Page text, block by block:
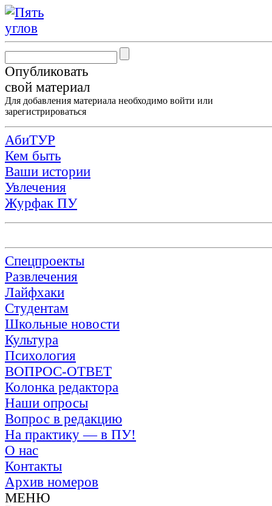
Опубликовать
свой материал
Для добавления материала необходимо войти или
зарегистрироваться
АбиТУР
Кем быть
Ваши истории
Увлечения
Журфак ПУ
Спецпроекты
Развлечения
Лайфхаки
Студентам
Школьные новости
Культура
Психология
ВОПРОС-ОТВЕТ
Колонка редактора
Наши опросы
Вопрос в редакцию
На практику — в ПУ!
О нас
Контакты
Архив номеров
МЕНЮ